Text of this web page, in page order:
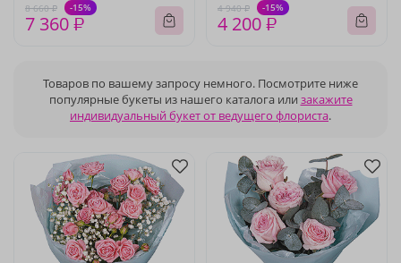
8 660 ₽ -15%
7 360 ₽
4 940 ₽ -15%
4 200 ₽
Товаров по вашему запросу немного. Посмотрите ниже
популярные букеты из нашего каталога или закажите
индивидуальный букет от ведущего флориста.